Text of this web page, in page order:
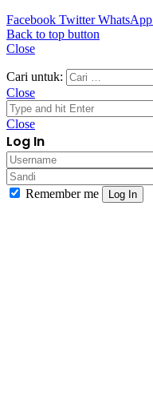
Facebook Twitter WhatsApp
Back to top button
Close
Cari untuk:
Close
Close
Log In
Remember me
Log In